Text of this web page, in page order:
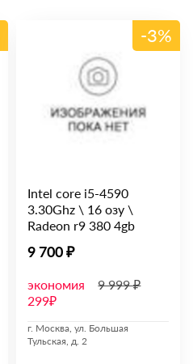
-3%
Intel core i5-4590
3.30Ghz \ 16 озу \
Radeon r9 380 4gb
9 700 ₽
экономия
299₽
9 999 ₽
г. Москва, ул. Большая
Тульская, д. 2